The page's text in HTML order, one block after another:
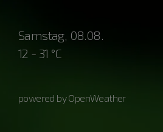
Samstag, 08.08.
12 - 31 °C
powered by OpenWeather